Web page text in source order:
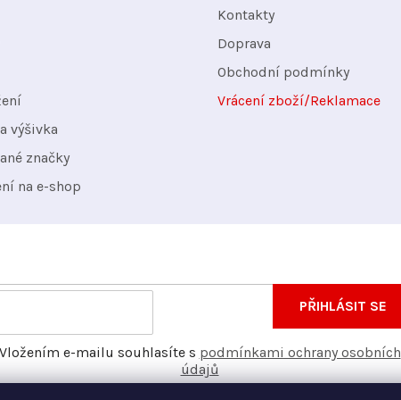
výšivka
značky
na e-shop
Kontakty
Doprava
Obchodní podmínky
Vrácení zboží/Reklamace
o nových produktech na našem e-shopu.
Vložením e-mailu souhlasíte s podmínkami ochrany osobních
údajů
PŘIHLÁSIT SE